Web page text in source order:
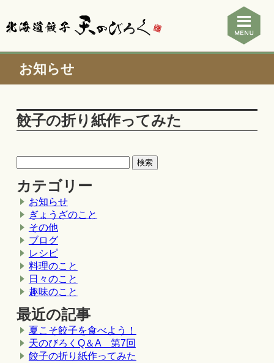
お知らせ
餃子の折り紙作ってみた
カテゴリー
お知らせ
ぎょうざのこと
その他
ブログ
レシピ
料理のこと
日々のこと
趣味のこと
最近の記事
夏こそ餃子を食べよう！
天のびろくQ＆A 第7回
餃子の折り紙作ってみた